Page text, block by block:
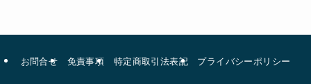
お問合せ 免責事項 特定商取引法表記 プライバシーポリシー